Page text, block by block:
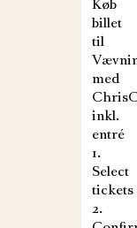
Køb
billet
til
med
inkl.
entré
1.
Select
tickets
2.